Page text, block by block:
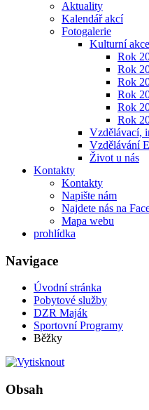
Aktuality
Kalendář akcí
Fotogalerie
Kulturní akce
Rok
Rok
Rok
Rok
Rok
Rok
Vzdělávací,
Vzdělávání
Život u nás
Kontakty
Kontakty
Napište nám
Najdete nás na
Mapa webu
prohlídka
Navigace
Úvodní stránka
Pobytové služby
DZR Maják
Sportovní Programy
Běžky
Obsah